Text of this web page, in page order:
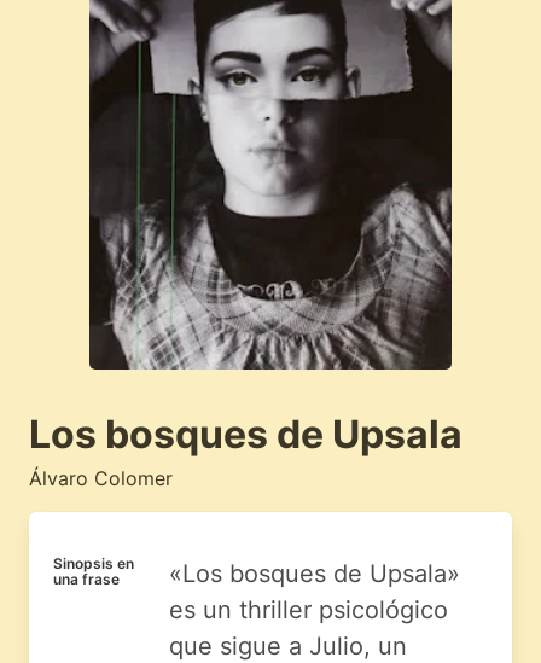
Los bosques de Upsala
Álvaro Colomer
Sinopsis en
una frase
«Los bosques de Upsala»
es un thriller psicológico
que sigue a Julio, un